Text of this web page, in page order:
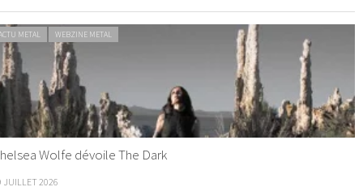
METAL WEBZINE METAL
Wolfe dévoile The Dark
JUILLET 2026